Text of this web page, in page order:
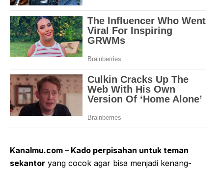
Kanalmu.com – Kado perpisahan untuk teman
sekantor yang cocok agar bisa menjadi kenang-